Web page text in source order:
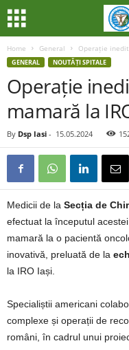
Home General Operație
GENERAL NOUTǍȚI SPITALE
Operație
mamară la
By Dsp Iasi - 15.05.2024
Medicii de la Secția de
efectuat la începutul
mamară la o pacientă
inovativă, preluată de la
la IRO Iași.
Specialiștii americani
complexe și operații de
români, în cadrul unui